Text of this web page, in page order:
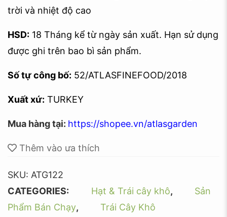
trời và nhiệt độ cao
HSD: 18 Tháng kể từ ngày sản xuất. Hạn sử dụng
được ghi trên bao bì sản phẩm.
Số tự công bố: 52/ATLASFINEFOOD/2018
Xuất xứ: TURKEY
Mua hàng tại: https://shopee.vn/atlasgarden
Thêm vào ưa thích
SKU: ATG122
CATEGORIES:
Hạt & Trái cây khô,
Sản
Phẩm Bán Chạy, Trái Cây Khô